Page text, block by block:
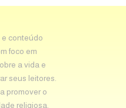
e conteúdo
foco em
a vida e
seus leitores.
promover o
religiosa.